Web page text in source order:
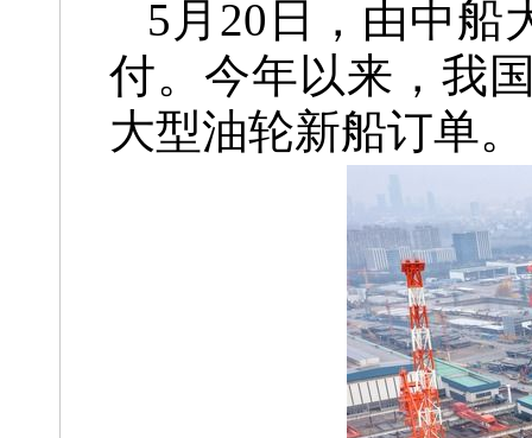
5月20日，由中船
付。今年以来，我
大型油轮新船订单。